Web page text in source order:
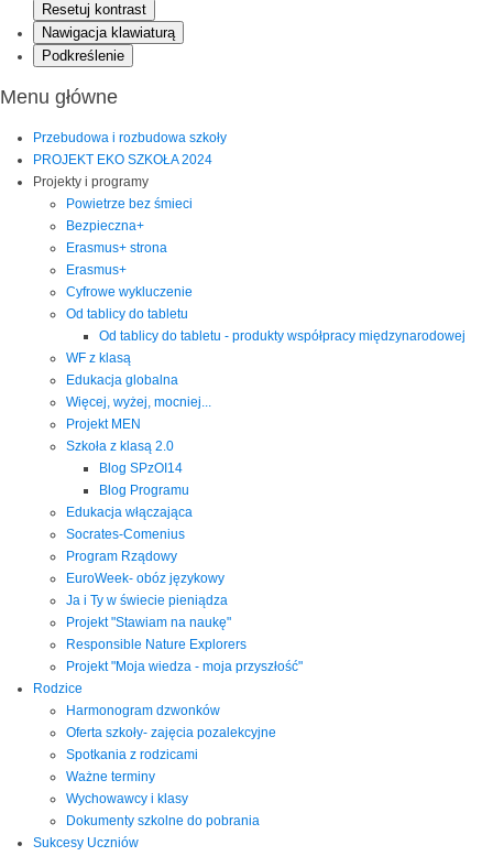
Resetuj kontrast
Nawigacja klawiaturą
Podkreślenie
Menu główne
Przebudowa i rozbudowa szkoły
PROJEKT EKO SZKOŁA 2024
Projekty i programy
Powietrze bez śmieci
Bezpieczna+
Erasmus+ strona
Erasmus+
Cyfrowe wykluczenie
Od tablicy do tabletu
Od tablicy do tabletu - produkty współpracy międzynarodowej
WF z klasą
Edukacja globalna
Więcej, wyżej, mocniej...
Projekt MEN
Szkoła z klasą 2.0
Blog SPzOI14
Blog Programu
Edukacja włączająca
Socrates-Comenius
Program Rządowy
EuroWeek- obóz językowy
Ja i Ty w świecie pieniądza
Projekt "Stawiam na naukę"
Responsible Nature Explorers
Projekt "Moja wiedza - moja przyszłość"
Rodzice
Harmonogram dzwonków
Oferta szkoły- zajęcia pozalekcyjne
Spotkania z rodzicami
Ważne terminy
Wychowawcy i klasy
Dokumenty szkolne do pobrania
Sukcesy Uczniów